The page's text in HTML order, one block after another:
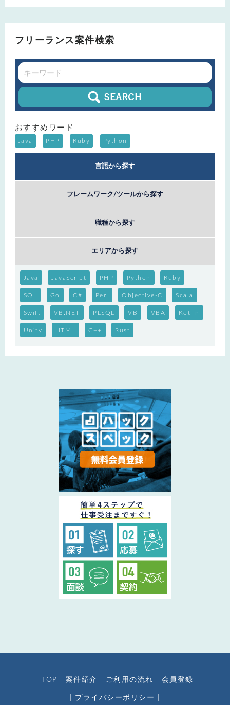
フリーランス案件検索
おすすめワード
Java PHP Ruby Python
言語から探す
フレームワーク/ツールから探す
職種から探す
エリアから探す
Java JavaScript PHP Python Ruby
SQL Go C# Perl Objective-C Scala
Swift VB.NET PLSQL VB VBA Kotlin
Unity HTML C++ Rust
TOP 案件紹介 ご利用の流れ 会員登録
プライバシーポリシー